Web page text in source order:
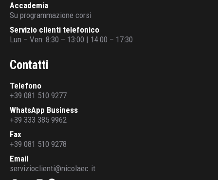
Accademia
Su programmazione corsi
Servizio clienti telefonico
Lun – Ven: 8:30 – 13:00 | 14:00 – 17:30
Contatti
Telefono
+39 081 510 9277
WhatsApp Business
+39 333 385 9962
Fax
+39 081 510 9278
Email
servizioclienti@nicolaec.it